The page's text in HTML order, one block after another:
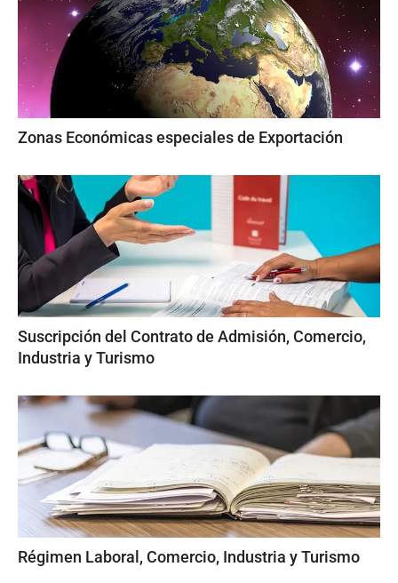
Zonas Económicas especiales de Exportación
Suscripción del Contrato de Admisión, Comercio,
Industria y Turismo
Régimen Laboral, Comercio, Industria y Turismo